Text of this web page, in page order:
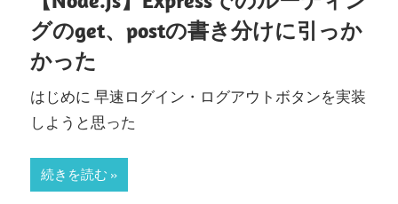
グのget、postの書き分けに引っか
かった
はじめに 早速ログイン・ログアウトボタンを実装
しようと思った
続きを読む